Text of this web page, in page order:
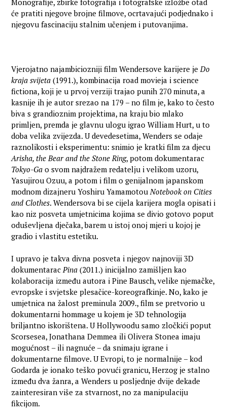
Monografije, zbirke fotografija i fotografske izložbe otad
će pratiti njegove brojne filmove, ocrtavajući podjednako i
njegovu fascinaciju stalnim učenjem i putovanjima.
Vjerojatno najambiciozniji film Wendersove karijere jeDo
kraja svijeta (1991.), kombinacija road movieja i science
fictiona, koji je u prvoj verziji trajao punih 270 minuta, a
kasnije ih je autor srezao na 179 – no film je, kako to često
biva s grandioznim projektima, na kraju bio mlako
primljen, premda je glavnu ulogu igrao William Hurt, u to
doba velika zvijezda. U devedesetima, Wenders se odaje
raznolikosti i eksperimentu: snimio je kratki film za djecu
Arisha, the Bear and the Stone Ring, potom dokumentarac
Tokyo-Ga o svom najdražem redatelju i velikom uzoru,
Yasujirou Ozuu, a potom i film o genijalnom japanskom
modnom dizajneru Yoshiru YamamotouNotebook on Cities
and Clothes. Wendersova bi se cijela karijera mogla opisati i
kao niz posveta umjetnicima kojima se divio gotovo poput
oduševljena dječaka, barem u istoj onoj mjeri u kojoj je
gradio i vlastitu estetiku.
I upravo je takva divna posveta i njegov najnoviji 3D
dokumentaracPina (2011.) inicijalno zamišljen kao
kolaboracija između autora i Pine Bausch, velike njemačke,
evropske i svjetske plesačice-koreografkinje. No, kako je
umjetnica na žalost preminula 2009., film se pretvorio u
dokumentarni hommage u kojem je 3D tehnologija
briljantno iskorištena. U Hollywoodu samo zločkići poput
Scorsesea, Jonathana Demmea ili Olivera Stonea imaju
mogućnost – ili nagnuće – da snimaju igrane i
dokumentarne filmove. U Evropi, to je normalnije – kod
Godarda je ionako teško povući granicu, Herzog je stalno
između dva žanra, a Wenders u posljednje dvije dekade
zainteresiran više za stvarnost, no za manipulaciju
fikcijom.